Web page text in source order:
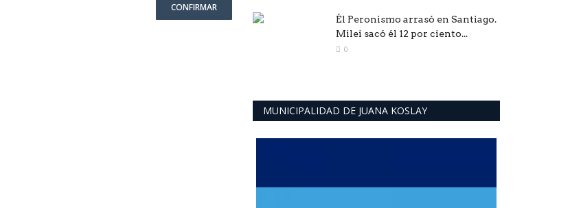
CONFIRMAR
Él Peronismo arrasó en Santiago.
Milei sacó él 12 por ciento...
0
MUNICIPALIDAD DE JUANA KOSLAY